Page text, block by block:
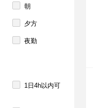
朝
夕方
夜勤
1日4h以内可